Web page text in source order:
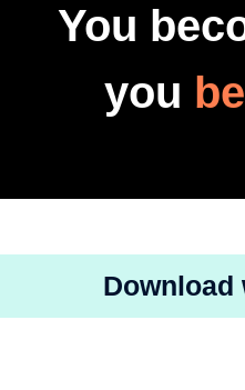
You
you
Download